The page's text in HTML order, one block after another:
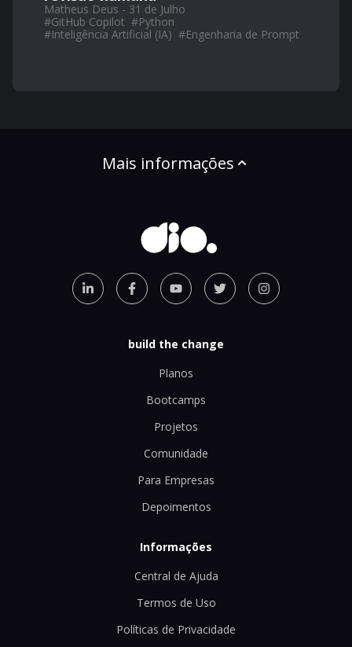
Matheus Deus - 31 de Julho
#GitHub Copilot #Python
#Inteligência Artificial (IA) #Engenharia de Prompt
Mais informações
build the change
Planos
Bootcamps
Projetos
Comunidade
Para Empresas
Depoimentos
Informações
Central de Ajuda
Termos de Uso
Políticas de Privacidade